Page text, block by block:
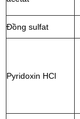
Đồng sulfat
Pyridoxin HCl